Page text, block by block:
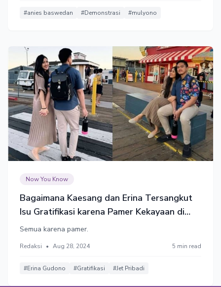
#anies baswedan #Demonstrasi #mulyono
Now You Know
Bagaimana Kaesang dan Erina Tersangkut
Isu Gratifikasi karena Pamer Kekayaan di
Instagram
Semua karena pamer.
Redaksi • Aug 28, 2024 5 min read
#Erina Gudono #Gratifikasi #Jet Pribadi